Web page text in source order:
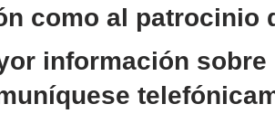
como al patrocinio
información